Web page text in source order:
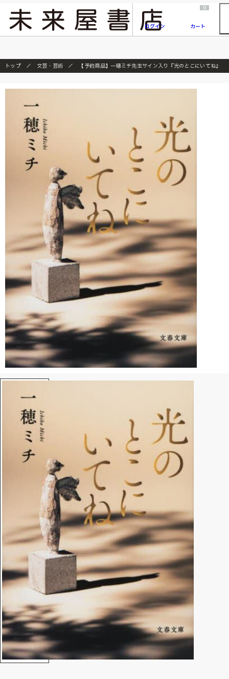
『ONE PIECE magazine 021 ONE PIECEカード付き同梱版』発売延期のご案内
ログイン
0
カート
トップ 文芸・芸術 【予約商品】一穂ミチ先生サイン入り『光のとこにいてね』